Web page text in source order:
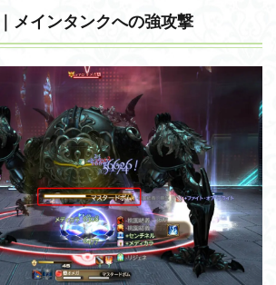
メインタンクへの強攻撃